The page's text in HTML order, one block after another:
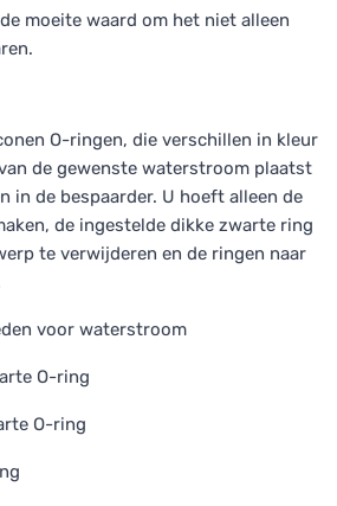
moeite waard om het niet alleen
O-ringen, die verschillen in kleur
de gewenste waterstroom plaatst
in de bespaarder. U hoeft alleen de
de ingestelde dikke zwarte ring
te verwijderen en de ringen naar
voor waterstroom
O-ring
O-ring